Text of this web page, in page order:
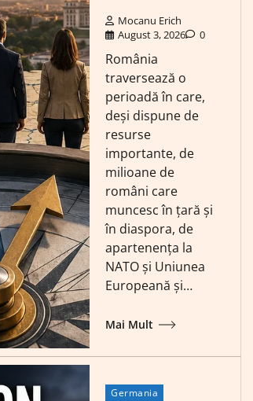
Mocanu Erich
August 3, 2026
0
România
traversează o
perioadă în care,
deși dispune de
resurse
importante, de
milioane de
români care
muncesc în țară și
în diaspora, de
apartenența la
NATO și Uniunea
Europeană și…
Mai Mult
Germania